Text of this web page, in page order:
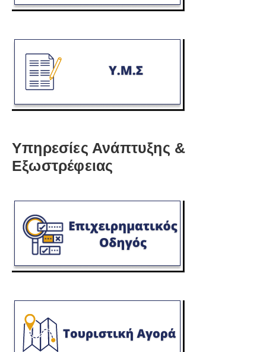
Υπηρεσίες Ανάπτυξης &
Εξωστρέφειας